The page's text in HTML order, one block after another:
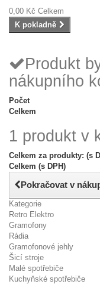
0,00 Kč Celkem
K pokladně
Produkt
nákupního
Počet
Celkem
1 produkt v
Celkem za produkty: (s
Celkem (s DPH)
Pokračovat v
Kategorie
Retro Elektro
Gramofony
Rádia
Gramofonové jehly
Šicí stroje
Malé spotřebiče
Kuchyňské spotřebiče